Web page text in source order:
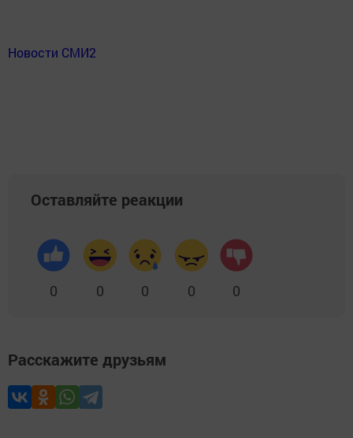
Новости СМИ2
Оставляйте реакции
0 0 0 0 0
Расскажите друзьям